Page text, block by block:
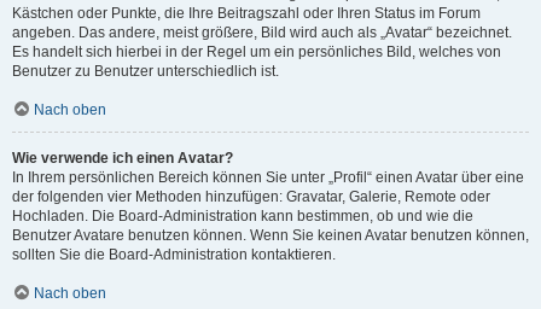
Kästchen oder Punkte, die Ihre Beitragszahl oder Ihren Status im Forum
angeben. Das andere, meist größere, Bild wird auch als „Avatar“ bezeichnet.
Es handelt sich hierbei in der Regel um ein persönliches Bild, welches von
Benutzer zu Benutzer unterschiedlich ist.
Nach oben
Wie verwende ich einen Avatar?
In Ihrem persönlichen Bereich können Sie unter „Profil“ einen Avatar über eine
der folgenden vier Methoden hinzufügen: Gravatar, Galerie, Remote oder
Hochladen. Die Board-Administration kann bestimmen, ob und wie die
Benutzer Avatare benutzen können. Wenn Sie keinen Avatar benutzen können,
sollten Sie die Board-Administration kontaktieren.
Nach oben